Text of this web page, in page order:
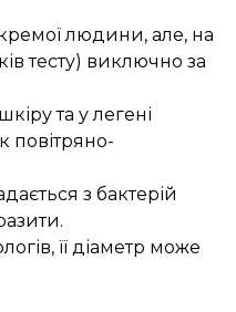
людини, але, на
тесту) виключно за
та у легені
повітряно-
з бактерій
її діаметр може